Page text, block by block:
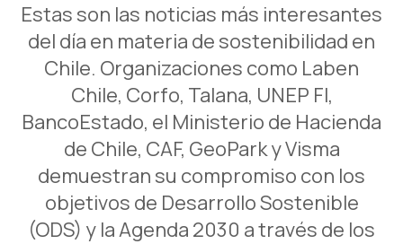
Estas son las noticias más interesantes
del día en materia de sostenibilidad en
Chile. Organizaciones como Laben
Chile, Corfo, Talana, UNEP FI,
BancoEstado, el Ministerio de Hacienda
de Chile, CAF, GeoPark y Visma
demuestran su compromiso con los
objetivos de Desarrollo Sostenible
(ODS) y la Agenda 2030 a través de los